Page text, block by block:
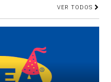
VER TODOS